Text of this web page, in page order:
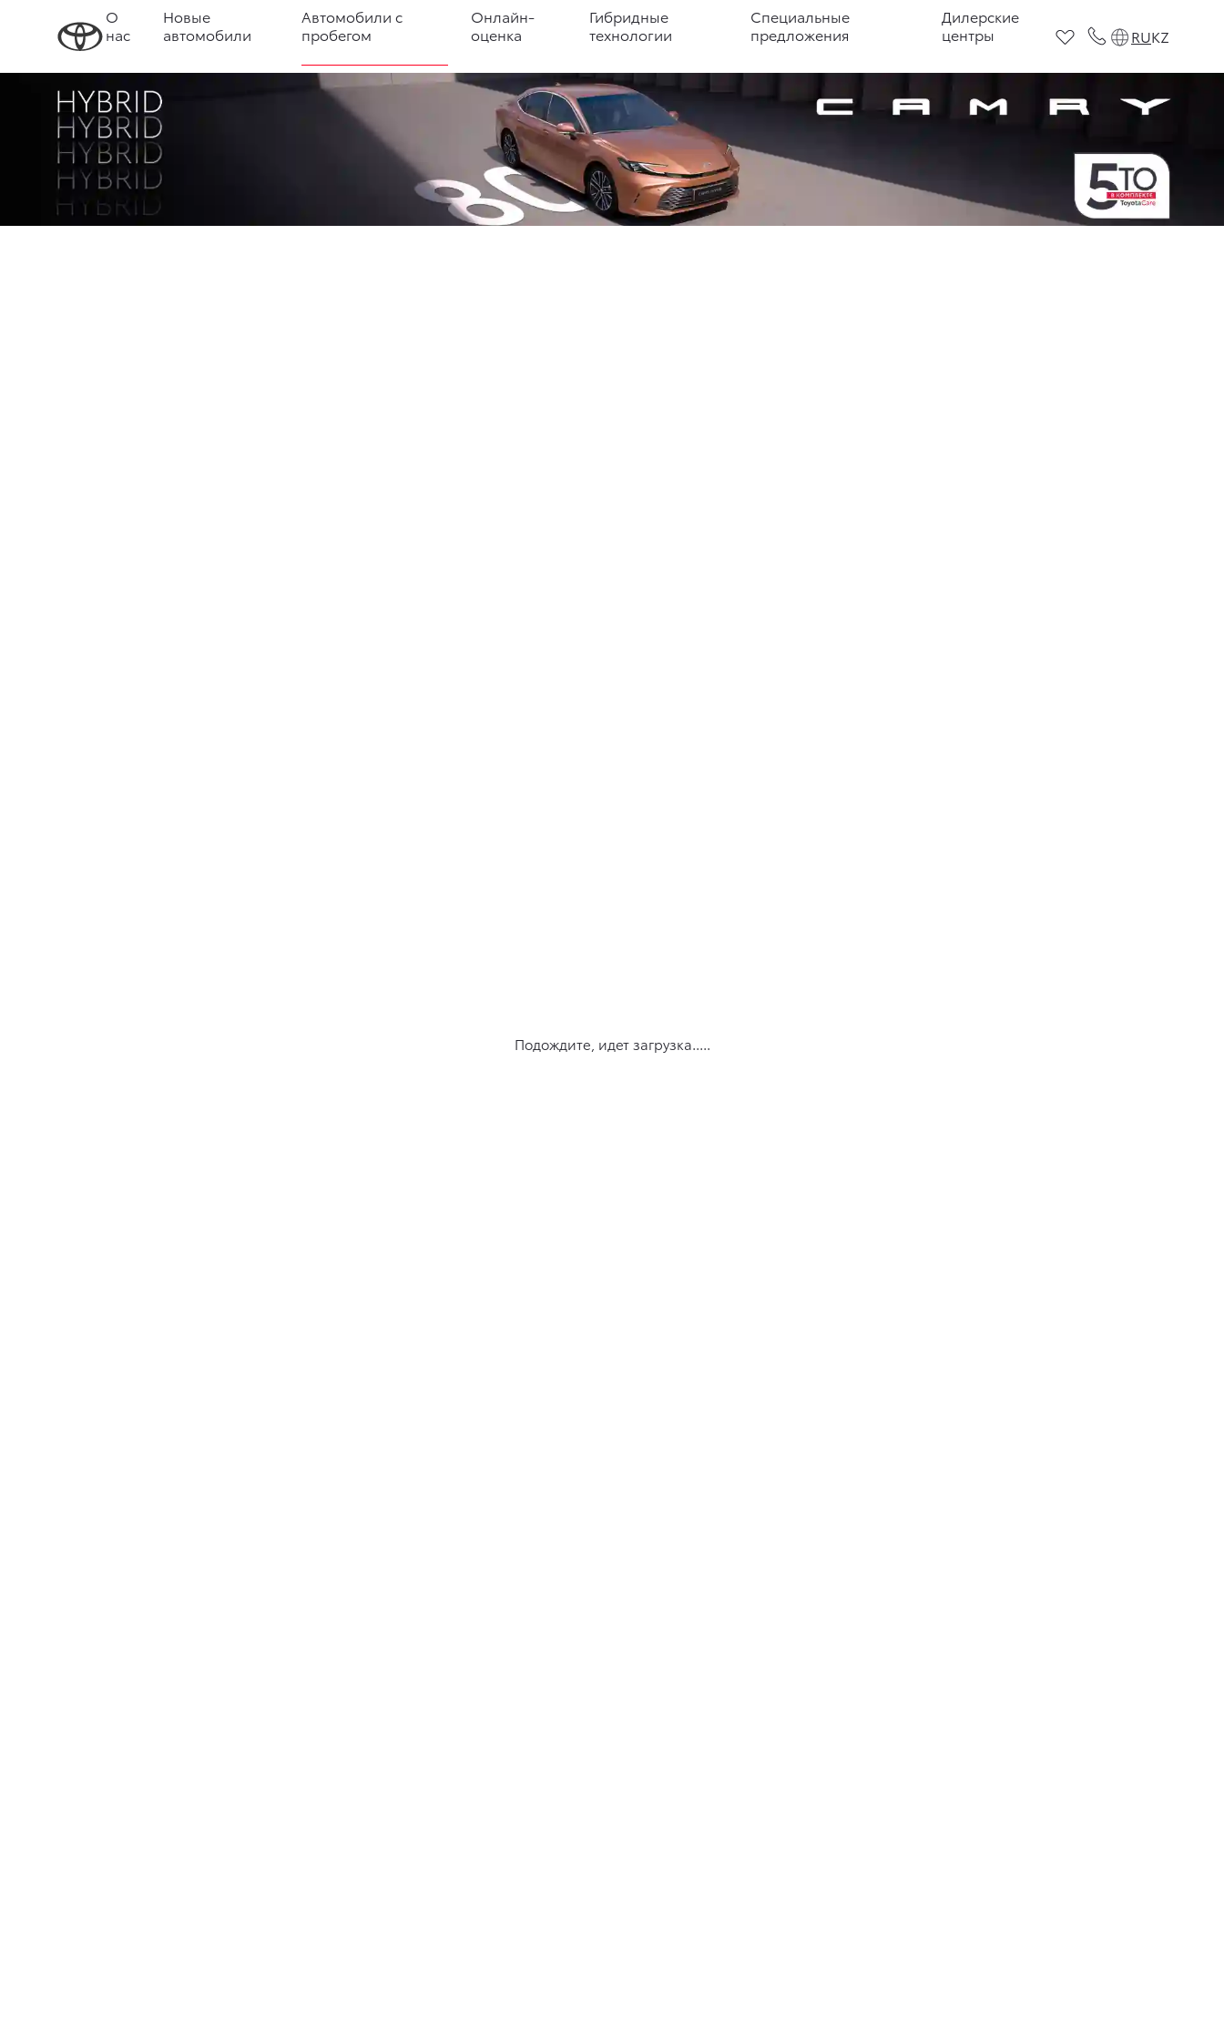
О
нас
Новые
автомобили
Автомобили с
пробегом
Онлайн-
оценка
Гибридные
технологии
Специальные
предложения
Дилерские
центры
RUKZ
Подождите, идет загрузка.....